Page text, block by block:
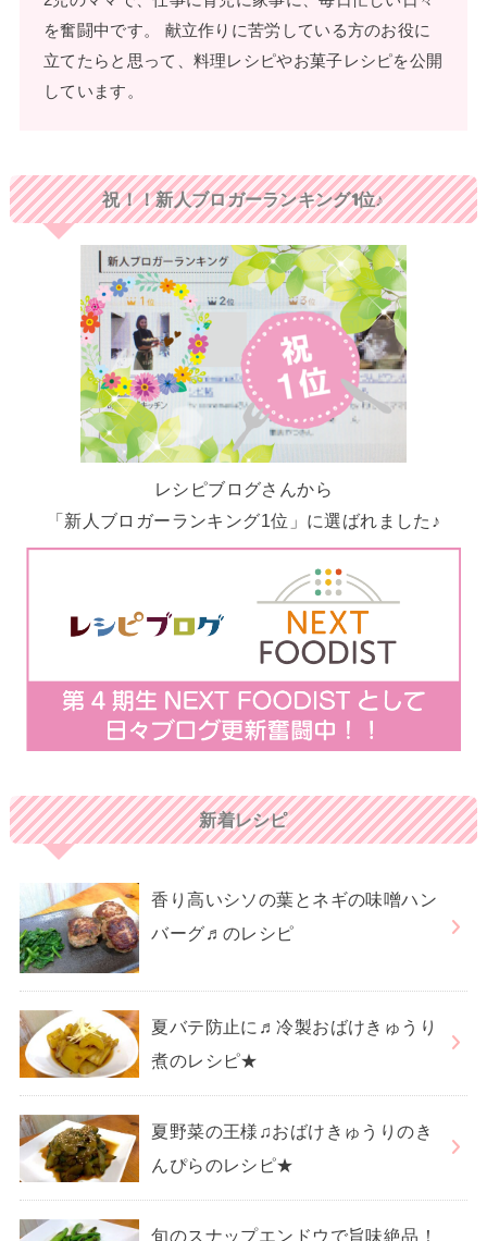
を奮闘中です。 献立作りに苦労している方のお役に
立てたらと思って、料理レシピやお菓子レシピを公開
しています。
祝！！新人ブロガーランキング1位♪
レシピブログさんから
「新人ブロガーランキング1位」に選ばれました♪
新着レシピ
香り高いシソの葉とネギの味噌ハン
バーグ♬のレシピ
夏バテ防止に♬冷製おばけきゅうり
煮のレシピ★
夏野菜の王様♫おばけきゅうりのき
んぴらのレシピ★
旬のスナップエンドウで旨味絶品！